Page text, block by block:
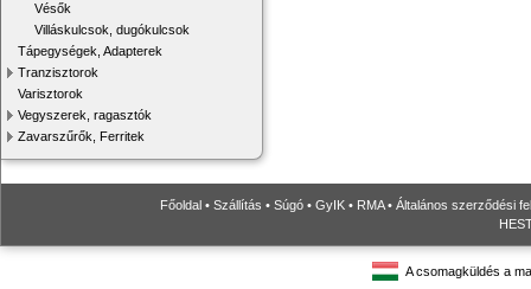
Vésők
Villáskulcsok, dugókulcsok
Tápegységek, Adapterek
Tranzisztorok
Varisztorok
Vegyszerek, ragasztók
Zavarszűrők, Ferritek
Főoldal • Szállítás • Súgó • GyIK • RMA• Általános szerződési
A csomagküldés a